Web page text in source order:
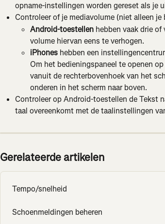
opname-instellingen worden gereset als je
Controleer of je mediavolume (niet alleen
Android-toestellen hebben vaak drie
volume hiervan eens te verhogen.
iPhones hebben een
Om het bedieningspaneel te openen
vanuit de rechterbovenhoek van het
onderen in het scherm naar boven.
Controleer op Android-toestellen de Tekst
taal overeenkomt met de taalinstellingen
Gerelateerde artikelen
Tempo/snelheid
Schoenmeldingen beheren